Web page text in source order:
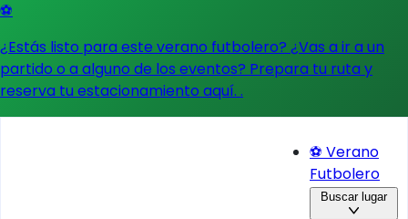
⚽
¿Estás listo para este verano futbolero? ¿Vas a ir a un
partido o a alguno de los eventos? Prepara tu ruta y
reserva tu estacionamiento aquí. .
⚽ Verano
Futbolero
Buscar lugar